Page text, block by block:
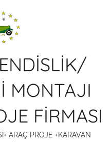
MONTAJI
FİRMASI
ARAÇ PROJE +KARAVAN